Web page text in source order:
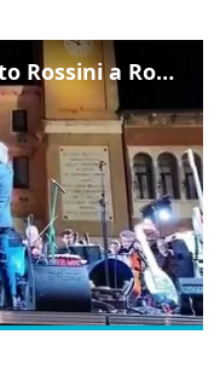
Il concerto dedicato al gatto Rossini a Rovigo: ecco un estratto